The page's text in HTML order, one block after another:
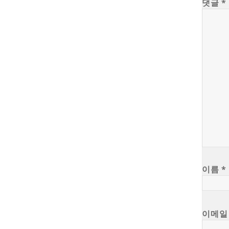
댓글*
이름*
이메